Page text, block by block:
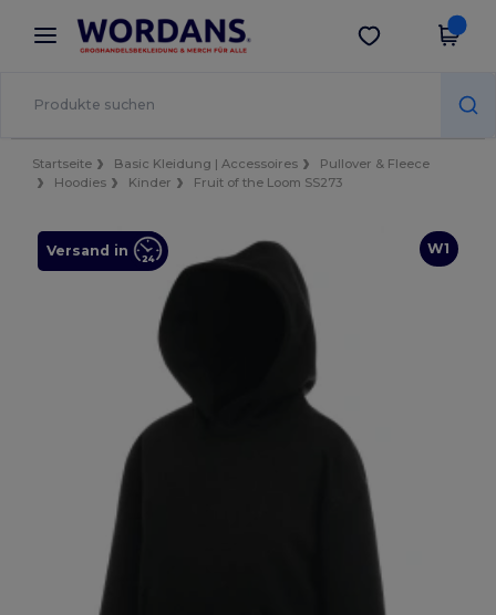
× Wordans App
Bessere Preise in der App!
App holen
Startseite Basic Kleidung | Accessoires
Pullover & Fleece
Hoodies
Kinder Fruit of the Loom SS273
W1
Versand in